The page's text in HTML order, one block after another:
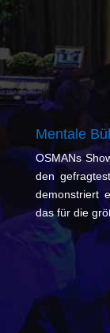
Mentale
OSMANs
den
demonstriert
das für die